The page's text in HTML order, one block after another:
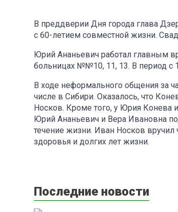
В преддверии Дня города глава
с 60-летием совместной жизни.
Юрий Ананьевич работал главным
больницах №№10, 11, 13. В период с
В ходе неформального общения за
числе в Сибири. Оказалось, что
Носков. Кроме того, у Юрия Конева
Юрий Ананьевич и Вера Ивановна
течение жизни. Иван Носков
здоровья и долгих лет жизни.
Последние новости